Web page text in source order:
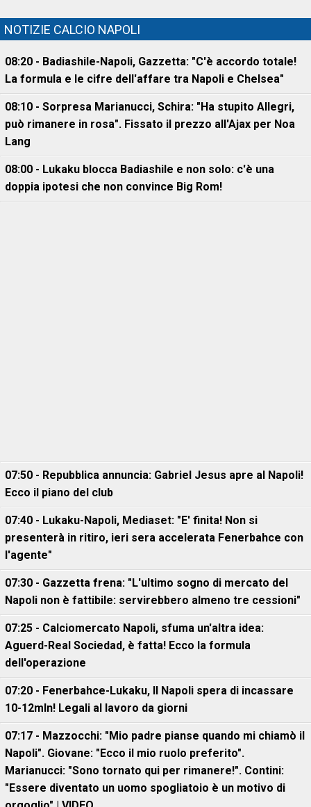
NOTIZIE CALCIO NAPOLI
08:20 - Badiashile-Napoli, Gazzetta: "C'è accordo totale!
La formula e le cifre dell'affare tra Napoli e Chelsea"
08:10 - Sorpresa Marianucci, Schira: "Ha stupito Allegri,
può rimanere in rosa". Fissato il prezzo all'Ajax per Noa
Lang
08:00 - Lukaku blocca Badiashile e non solo: c'è una
doppia ipotesi che non convince Big Rom!
07:50 - Repubblica annuncia: Gabriel Jesus apre al Napoli!
Ecco il piano del club
07:40 - Lukaku-Napoli, Mediaset: "E' finita! Non si
presenterà in ritiro, ieri sera accelerata Fenerbahce con
l'agente"
07:30 - Gazzetta frena: "L'ultimo sogno di mercato del
Napoli non è fattibile: servirebbero almeno tre cessioni"
07:25 - Calciomercato Napoli, sfuma un'altra idea:
Aguerd-Real Sociedad, è fatta! Ecco la formula
dell'operazione
07:20 - Fenerbahce-Lukaku, ll Napoli spera di incassare
10-12mln! Legali al lavoro da giorni
07:17 - Mazzocchi: "Mio padre pianse quando mi chiamò il
Napoli". Giovane: "Ecco il mio ruolo preferito".
Marianucci: "Sono tornato qui per rimanere!". Contini:
"Essere diventato un uomo spogliatoio è un motivo di